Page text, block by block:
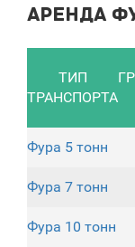
Аренда
ТИП
ТРАНСПОРТА
Фура 5 тонн
Фура 7 тонн
Фура 10 тонн